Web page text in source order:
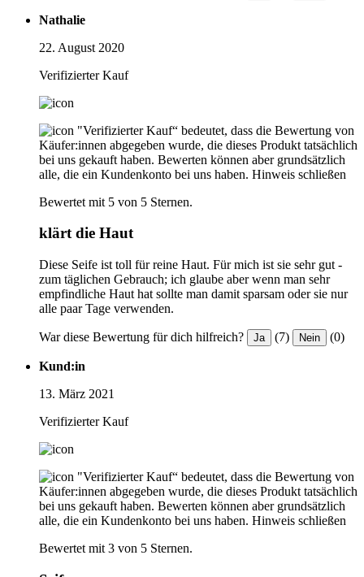
Nathalie
22. August 2020
Verifizierter Kauf
"Verifizierter Kauf“ bedeutet, dass die Bewertung von
Käufer:innen abgegeben wurde, die dieses Produkt tatsächlich
bei uns gekauft haben. Bewerten können aber grundsätzlich
alle, die ein Kundenkonto bei uns haben. Hinweis schließen
Bewertet mit 5 von 5 Sternen.
klärt die Haut
Diese Seife ist toll für reine Haut. Für mich ist sie sehr gut -
zum täglichen Gebrauch; ich glaube aber wenn man sehr
empfindliche Haut hat sollte man damit sparsam oder sie nur
alle paar Tage verwenden.
War diese Bewertung für dich hilfreich? Ja (7) Nein (0)
Kund:in
13. März 2021
Verifizierter Kauf
"Verifizierter Kauf“ bedeutet, dass die Bewertung von
Käufer:innen abgegeben wurde, die dieses Produkt tatsächlich
bei uns gekauft haben. Bewerten können aber grundsätzlich
alle, die ein Kundenkonto bei uns haben. Hinweis schließen
Bewertet mit 3 von 5 Sternen.